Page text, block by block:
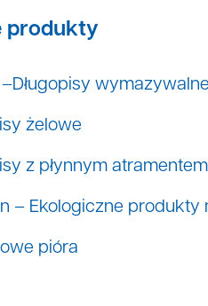
produkty
–Długopisy wymazywalne
żelowe
z płynnym atramentem
– Ekologiczne produkty
pióra